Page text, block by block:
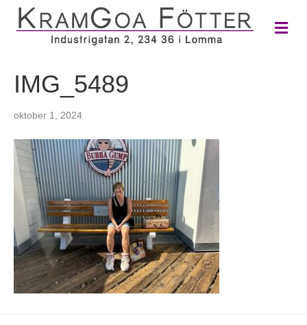
M
e
IMG_5489
oktober 1, 2024